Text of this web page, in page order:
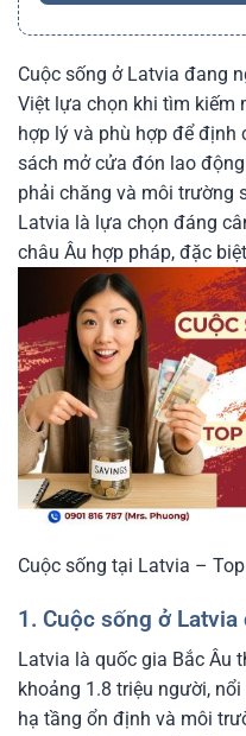
Cuộc sống ở Latvia đang
Việt lựa chọn khi tìm kiếm
hợp lý và phù hợp để định
sách mở cửa đón lao
phải chăng và môi trường
Latvia là lựa chọn đáng
châu Âu hợp pháp, đặc
Cuộc sống tại Latvia –
1. Cuộc sống ở
Latvia là quốc gia Bắc Âu
khoảng 1.8 triệu người,
hạ tầng ổn định và môi